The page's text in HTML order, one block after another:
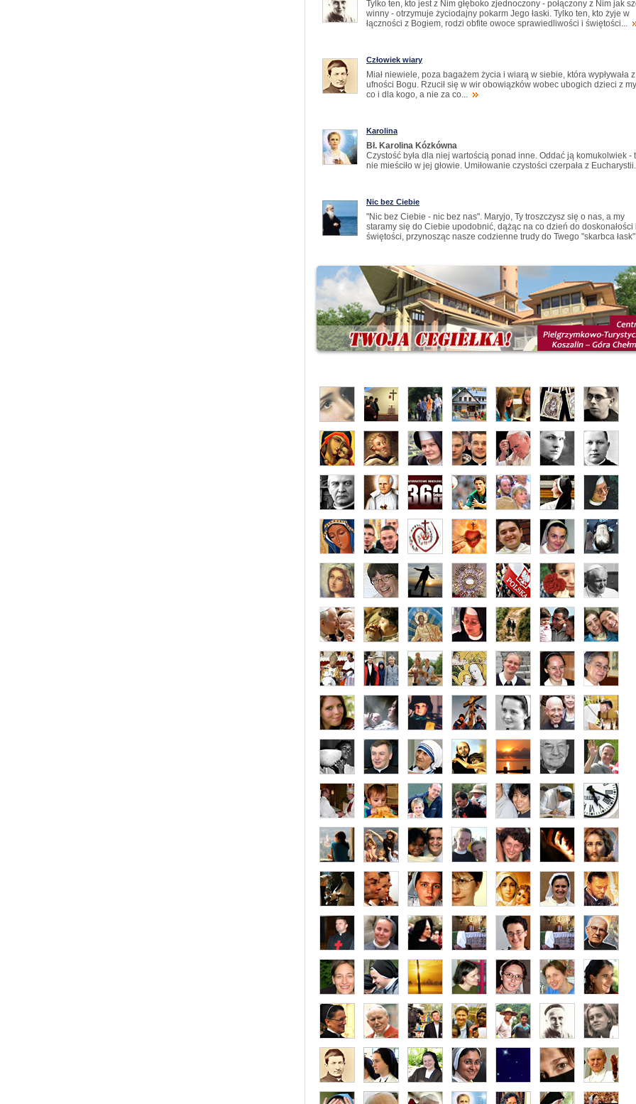
Tylko ten, kto jest z Nim głęboko zjednoczony - połączony z Nim jak
winny - otrzymuje życiodajny pokarm Jego łaski. Tylko ten, kto żyje w
łączności z Bogiem, rodzi obfite owoce sprawiedliwości i świętości...
Człowiek wiary
Miał niewiele, poza bagażem życia i wiarą w siebie, która wypływała z
ufności Bogu. Rzucił się w wir obowiązków wobec ubogich dzieci z
co i dla kogo, a nie za co...
Karolina
Bł. Karolina Kózkówna
Czystość była dla niej wartością ponad inne. Oddać ją komukolwiek -
nie mieściło w jej głowie. Umiłowanie czystości czerpała z Eucharystii.
Nic bez Ciebie
"Nic bez Ciebie - nic bez nas". Maryjo, Ty troszczysz się o nas, a my
staramy się do Ciebie upodobnić, dążąc na co dzień do doskonałości i
świętości, przynosząc nasze codzienne trudy do Twego "skarbca